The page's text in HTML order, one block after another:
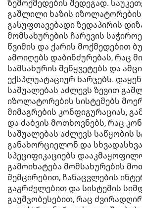
ზემოქმედების შედეგად.
გაშლილი ხაზის
გასუფთავებადი ზედაპირის
მომსახურების ჩარევის
წვიმის და ქარის მოქმედებით
ამოიღებს დაბინძურებას, რაც
სამსახურის შეწყვეტებს და
ექსპლუატაციურ ხარჯებს.
საშუალებას აძლევს ზევით
იზოლატორების სისტემებს
მიმაგრების კონფიგურაციას,
და ძაბვის მოთხოვნებს, რაც
საშუალებას აძლევს საწყობის
განახორციელონ და
სპეციფიკაციებს
გამოიხატება მომსახურების
შემცირებით, ჩანაცვლების
გაგრძელებით და სისტემის
გაუმჯობესებით, რაც